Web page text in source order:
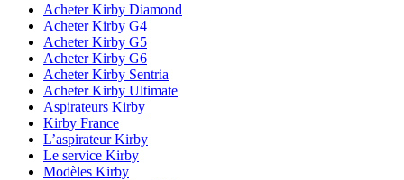
Acheter Kirby Diamond
Acheter Kirby G4
Acheter Kirby G5
Acheter Kirby G6
Acheter Kirby Sentria
Acheter Kirby Ultimate
Aspirateurs Kirby
Kirby France
L’aspirateur Kirby
Le service Kirby
Modèles Kirby